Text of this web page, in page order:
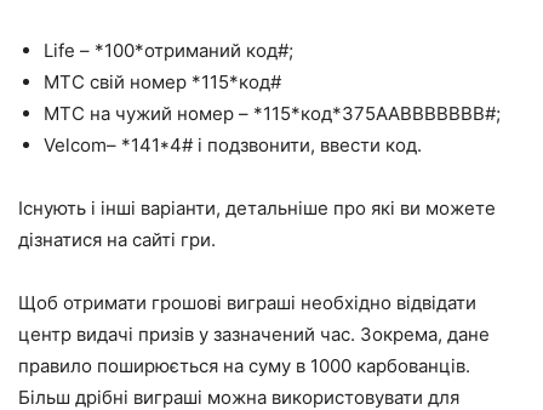
Life – *100*отриманий код#;
МТС свій номер *115*код#
МТС на чужий номер – *115*код*375ААВВВВВВВ#;
Velcom– *141*4# і подзвонити, ввести код.
Існують і інші варіанти, детальніше про які ви можете
дізнатися на сайті гри.
Щоб отримати грошові виграші необхідно відвідати
центр видачі призів у зазначений час. Зокрема, дане
правило поширюється на суму в 1000 карбованців.
Більш дрібні виграші можна використовувати для